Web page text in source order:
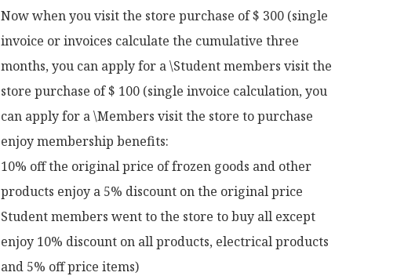
Now when you visit the store purchase of $ 300 (single
invoice or invoices calculate the cumulative three
months, you can apply for a \Student members visit the
store purchase of $ 100 (single invoice calculation, you
can apply for a \Members visit the store to purchase
enjoy membership benefits:
10% off the original price of frozen goods and other
products enjoy a 5% discount on the original price
Student members went to the store to buy all except
enjoy 10% discount on all products, electrical products
and 5% off price items)